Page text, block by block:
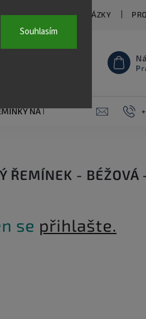
Souhlasím
ČASTO KLADENÉ OTÁZKY
NA HODINKY AKCE
ŘEMÍNEK -
se přihlašte.